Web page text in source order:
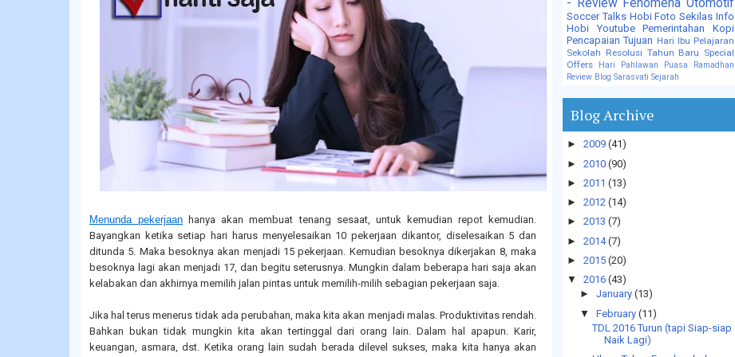
Menunda pekerjaan hanya akan membuat tenang sesaat, untuk kemudian repot kemudian.
Bayangkan ketika setiap hari harus menyelesaikan 10 pekerjaan dikantor, diselesaikan 5 dan
ditunda 5. Maka besoknya akan menjadi 15 pekerjaan. Kemudian besoknya dikerjakan 8, maka
besoknya lagi akan menjadi 17, dan begitu seterusnya. Mungkin dalam beberapa hari saja akan
kelabakan dan akhirnya memilih jalan pintas untuk memilih-milih sebagian pekerjaan saja.
Jika hal terus menerus tidak ada perubahan, maka kita akan menjadi malas. Produktivitas rendah.
Bahkan bukan tidak mungkin kita akan tertinggal dari orang lain. Dalam hal apapun. Karir,
keuangan, asmara, dst. Ketika orang lain sudah berada dilevel sukses, maka kita hanya akan
- Review Fenomena Otomotif
Soccer Talks Hobi Foto Sekilas Info
Hobi
Youtube Pemerintahan
Kopi
Pencapaian Tujuan Hari Ibu Pelajaran
Sekolah Resolusi Tahun Baru Special
Offers
Hari Pahlawan Puasa
Ramadhan
Review Blog Sarasvati Sejarah
Blog Archive
► 2009 (41)
► 2010 (90)
► 2011 (13)
► 2012 (14)
► 2013 (7)
► 2014(7)
► 2015 (20)
▼ 2016 (43)
► January (13)
▼ February (11)
TDL 2016 Turun (tapi Siap-siap
Naik Lagi)